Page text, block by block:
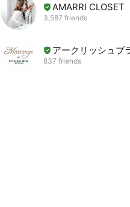
AMARRI CLOSET
3,587 friends
アークリッシュブ
837 friends